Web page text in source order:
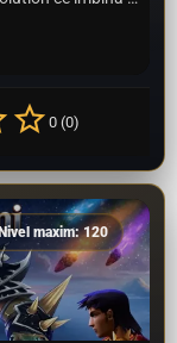
0 (0)
maxim: 120